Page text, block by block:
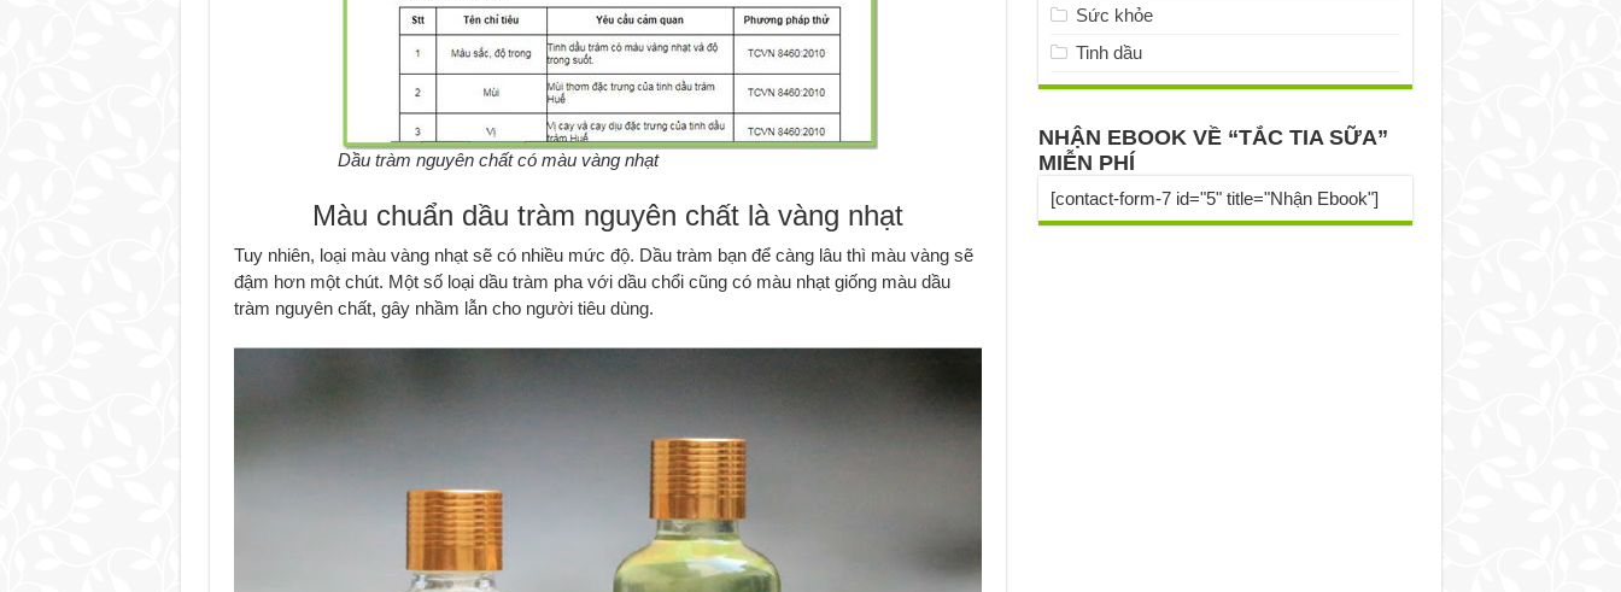
Dầu tràm nguyên chất có màu vàng nhạt
Màu chuẩn dầu tràm nguyên chất là vàng nhạt
Tuy nhiên, loại màu vàng nhạt sẽ có nhiều mức độ. Dầu tràm bạn để càng lâu thì màu vàng sẽ
đậm hơn một chút. Một số loại dầu tràm pha với dầu chổi cũng có màu nhạt giống màu dầu
tràm nguyên chất, gây nhầm lẫn cho người tiêu dùng.
Sức khỏe
Tinh dầu
NHẬN EBOOK VỀ “TẮC TIA SỮA”
MIỄN PHÍ
[contact-form-7 id="5" title="Nhận Ebook"]